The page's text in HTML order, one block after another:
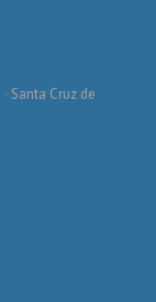
Santa Cruz de